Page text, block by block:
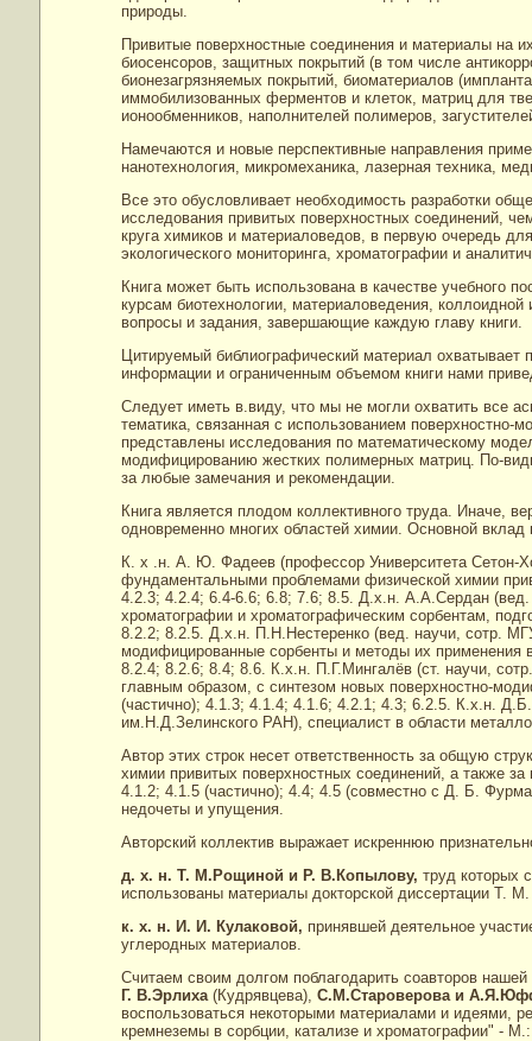
природы.
Привитые поверхностные соединения и материалы на
биосенсоров, защитных покрытий (в том числе
бионезагрязняемых покрытий, биоматериалов
иммобилизованных ферментов и клеток, матриц для
ионообменников, наполнителей полимеров,
Намечаются и новые перспективные направления
нанотехнология, микромеханика, лазерная техника,
Все это обусловливает необходимость разработки
исследования привитых поверхностных соединений,
круга химиков и материаловедов, в первую очередь
экологического мониторинга, хроматографии и
Книга может быть использована в качестве учебного
курсам биотехнологии, материаловедения,
вопросы и задания, завершающие каждую главу книги.
Цитируемый библиографический материал охватывает
информации и ограниченным объемом книги нами
Следует иметь в.виду, что мы не могли охватить все
тематика, связанная с использованием
представлены исследования по математическому
модифицированию жестких полимерных матриц. По-
за любые замечания и рекомендации.
Книга является плодом коллективного труда. Иначе,
одновременно многих областей химии. Основной
К. х .н. А. Ю. Фадеев (профессор Университета
фундаментальными проблемами физической химии
4.2.3; 4.2.4; 6.4-6.6; 6.8; 7.6; 8.5. Д.х.н. А.А.Сердан
хроматографии и хроматографическим сорбентам,
8.2.2; 8.2.5. Д.х.н. П.Н.Нестеренко (вед. научи, сотр.
модифицированные сорбенты и методы их применения
8.2.4; 8.2.6; 8.4; 8.6. К.х.н. П.Г.Мингалёв (ст. научи,
главным образом, с синтезом новых поверхностно-
(частично); 4.1.3; 4.1.4; 4.1.6; 4.2.1; 4.3; 6.2.5. К.х.н.
им.Н.Д.Зелинского РАН), специалист в области
Автор этих строк несет ответственность за общую
химии привитых поверхностных соединений, а также
4.1.2; 4.1.5 (частично); 4.4; 4.5 (совместно с Д. Б.
недочеты и упущения.
Авторский коллектив выражает искреннюю
д. х. н. Т. М.Рощиной и Р. В.Копылову, труд которых
использованы материалы докторской диссертации Т.
к. х. н. И. И. Кулаковой, принявшей деятельное
углеродных материалов.
Считаем своим долгом поблагодарить соавторов
Г. В.Эрлиха (Кудрявцева), С.М.Староверова и
воспользоваться некоторыми материалами и идеями,
кремнеземы в сорбции, катализе и хроматографии" -